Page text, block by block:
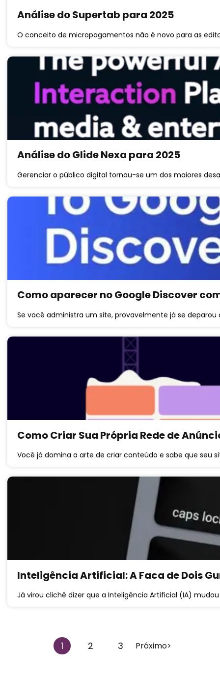
Análise do Supertab para 2025
O conceito de micropagamentos não é novo para as
Análise do Glide Nexa para 2025
Gerenciar o público digital tornou-se um dos maiores
Como aparecer no Google Discover
Se você administra um site, provavelmente já se
Como Criar Sua Própria Rede de
Você já domina a arte de criar conteúdo e sabe que seu
Inteligência Artificial: A Faca de Dois
Já virou clichê dizer que a Inteligência Artificial (IA)
1 2 3 Próximo>